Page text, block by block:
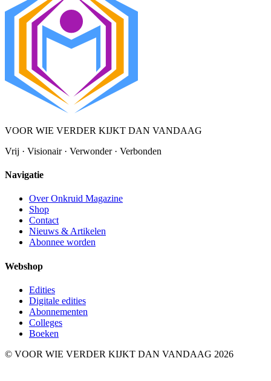
VOOR WIE VERDER KIJKT DAN VANDAAG
Vrij · Visionair · Verwonder · Verbonden
Navigatie
Over Onkruid Magazine
Shop
Contact
Nieuws & Artikelen
Abonnee worden
Webshop
Edities
Digitale edities
Abonnementen
Colleges
Boeken
© VOOR WIE VERDER KIJKT DAN VANDAAG 2026